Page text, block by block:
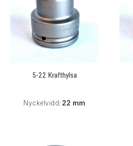
5-22 Krafthylsa
Nyckelvidd: 22 mm